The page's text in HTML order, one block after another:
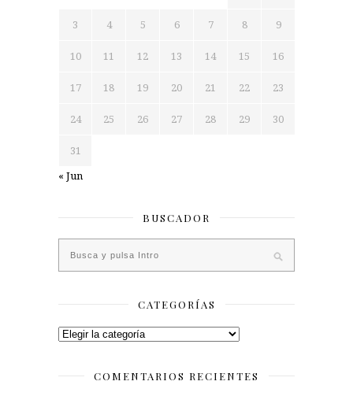
3 4 5 6 7 8 9
10 11 12 13 14 15 16
17 18 19 20 21 22 23
24 25 26 27 28 29 30
31
« Jun
BUSCADOR
CATEGORÍAS
Categorías
COMENTARIOS RECIENTES